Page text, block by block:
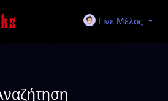
Γίνε Μέλος